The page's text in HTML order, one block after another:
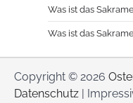
Was ist das
Was ist das
Copyright © 2026
Datenschutz |